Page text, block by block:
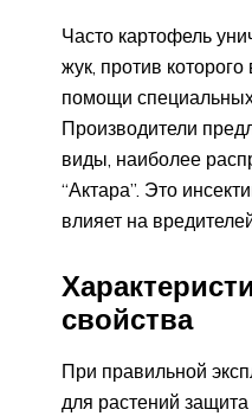
Часто картофель
жук, против
помощи
Производители
виды, наиболее
“Актара”. Это
влияет на
свойства
При правильной
для растений